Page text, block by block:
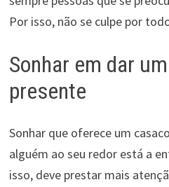
Por isso, não se culpe por
Sonhar em dar
presente
Sonhar que oferece um
alguém ao seu redor está a
isso, deve prestar mais